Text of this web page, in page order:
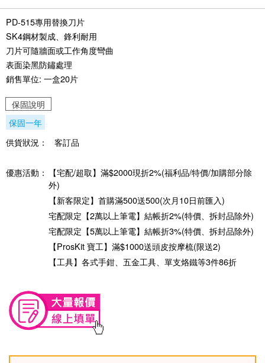
PD-515專用替換刀片
SK4鋼材製成、鋒利耐用
刀片可隨牆面或工作角度彎曲
表面染黑防鏽處理
銷售單位: 一盒20片
保固說明
保固一年
供貨狀況：
客訂品
優惠活動：
【宅配/超取】滿$2000現折2%(福利品/特價/加購部分除
外)
【新客限定】首購滿500送500(次月10日前匯入)
宅配限定【2萬以上筆電】結帳折2%(特價、拆封品除外)
宅配限定【5萬以上筆電】結帳折3%(特價、拆封品除外)
【ProsKit 寶工】滿$1000送頭皮按摩梳(限送2)
【工具】各式手鉗、五金工具、單支烙鐵等3件86折